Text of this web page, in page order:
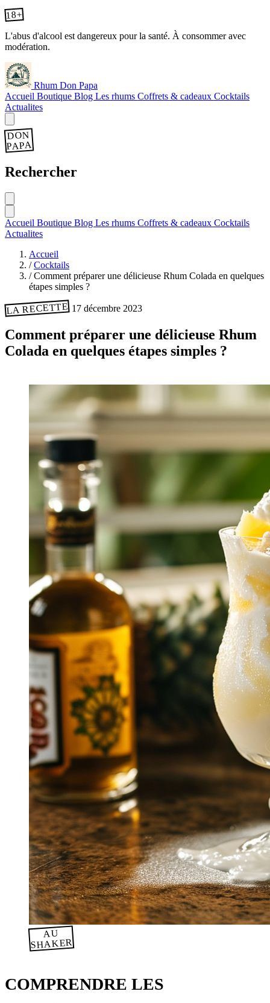
18+
L'abus d'alcool est dangereux pour la santé. À consommer avec
modération.
Rhum Don Papa
Accueil Boutique Blog Les rhums Coffrets & cadeaux Cocktails
Actualites
DON
PAPA
Rechercher
Accueil Boutique Blog Les rhums Coffrets & cadeaux Cocktails
Actualites
Accueil
/ Cocktails
/ Comment préparer une délicieuse Rhum Colada en quelques
étapes simples ?
LA RECETTE 17 décembre 2023
Comment préparer une délicieuse Rhum
Colada en quelques étapes simples ?
AU
SHAKER
COMPRENDRE LES